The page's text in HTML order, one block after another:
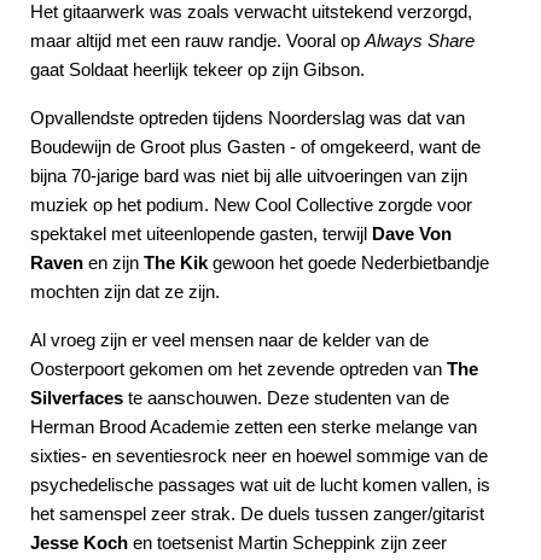
Het gitaarwerk was zoals verwacht uitstekend verzorgd,
maar altijd met een rauw randje. Vooral op Always Share
gaat Soldaat heerlijk tekeer op zijn Gibson.
Opvallendste optreden tijdens Noorderslag was dat van
Boudewijn de Groot plus Gasten - of omgekeerd, want de
bijna 70-jarige bard was niet bij alle uitvoeringen van zijn
muziek op het podium. New Cool Collective zorgde voor
spektakel met uiteenlopende gasten, terwijl Dave Von
Raven en zijn The Kik gewoon het goede Nederbietbandje
mochten zijn dat ze zijn.
Al vroeg zijn er veel mensen naar de kelder van de
Oosterpoort gekomen om het zevende optreden van The
Silverfaces te aanschouwen. Deze studenten van de
Herman Brood Academie zetten een sterke melange van
sixties- en seventiesrock neer en hoewel sommige van de
psychedelische passages wat uit de lucht komen vallen, is
het samenspel zeer strak. De duels tussen zanger/gitarist
Jesse Koch en toetsenist Martin Scheppink zijn zeer